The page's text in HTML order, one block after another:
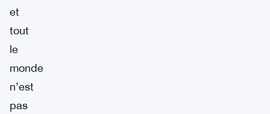
et
tout
le
monde
n’est
pas